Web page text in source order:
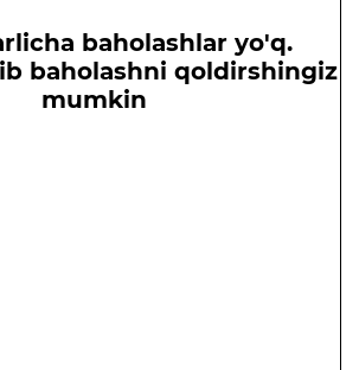
baholashlar yo'q.
baholashni qoldirshingiz
mumkin